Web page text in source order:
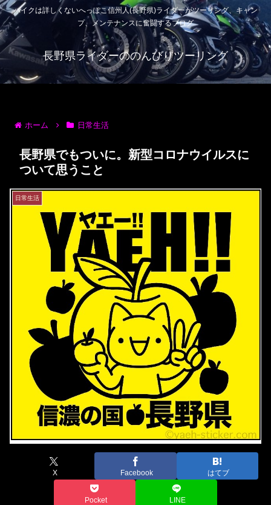
バイクは詳しくないへっぽこ信州人(長野県)ライダーがツーリング、キャン
プ、メンテナンスに奮闘するブログ
長野県ライダーののんびりツーリング
ホーム 日常生活
長野県でもついに。新型コロナウイルスに
ついて思うこと
日常生活
X Facebook はてブ
Pocket LINE